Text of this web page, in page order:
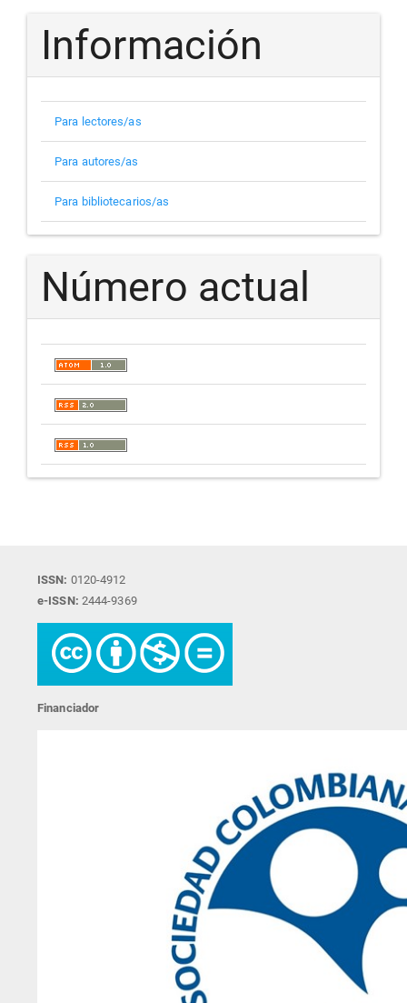
Información
Para lectores/as
Para autores/as
Para bibliotecarios/as
Número actual
ISSN: 0120-4912
e-ISSN: 2444-9369
Financiador